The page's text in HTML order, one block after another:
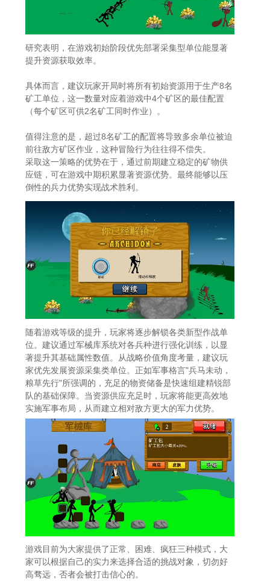
研究表明，在游戏初始阶段优先部署采集型单位能显著
提升资源获取效率。
具体而言，建议玩家开局时将所有初始资源用于生产8名
矿工单位，这一数量对应着游戏中4个矿区的最佳配置
（每个矿区可供2名矿工同时作业）。
值得注意的是，超过8名矿工的配置将导致多余单位被迫
前往敌方矿区作业，这种冒险行为往往得不偿失。
采取这一策略的优势在于，通过前期建立稳定的矿物供
应链，可在游戏中期积累显著资源优势。最终能够以压
倒性的兵力优势实现战术胜利。
随着游戏等级的提升，玩家将逐步解锁各类新型作战单
位。建议通过军械库系统对各兵种进行强化训练，以显
著提升其基础属性数值。从战略价值角度考量，建议玩
家优先发展资源采集类单位。正如军事格言"兵马未动，
粮草先行"所强调的，充足的物资储备是快速组建精锐部
队的基础保障。当资源供应充足时，玩家将能更高效地
实施军事布局，从而建立相对敌方更大的军力优势。
游戏目前为大家提供了正常、困难、疯狂三种模式，大
家可以根据自己的实力来选择合适的挑战对象，切勿好
高骛远，否者会被打击信心的。